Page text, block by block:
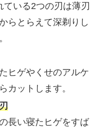
ている2つの刃は薄刃
らとらえて深剃りし
ヒゲやくせのアルケ
カットします。
長い寝たヒゲをすば